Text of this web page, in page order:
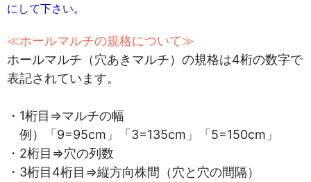
にして下さい。
≪ホールマルチの規格について≫
ホールマルチ（穴あきマルチ）の規格は4桁の数字で
表記されています。
・1桁目⇒マルチの幅
例）「9=95cm」「3=135cm」「5=150cm」
・2桁目⇒穴の列数
・3桁目4桁目⇒縦方向株間（穴と穴の間隔）